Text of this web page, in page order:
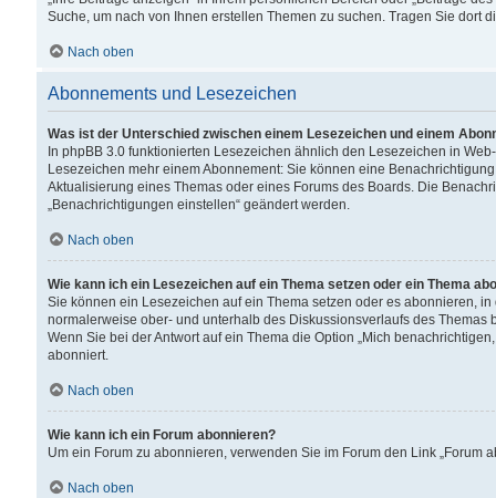
Suche, um nach von Ihnen erstellen Themen zu suchen. Tragen Sie dort
Nach oben
Abonnements und Lesezeichen
Was ist der Unterschied zwischen einem Lesezeichen und einem
In phpBB 3.0 funktionierten Lesezeichen ähnlich den Lesezeichen in
Lesezeichen mehr einem Abonnement: Sie können eine
Aktualisierung eines Themas oder eines Forums des Boards. Die
„Benachrichtigungen einstellen“ geändert werden.
Nach oben
Wie kann ich ein Lesezeichen auf ein Thema setzen oder ein Thema
Sie können ein Lesezeichen auf ein Thema setzen oder es abonnieren,
normalerweise ober- und unterhalb des Diskussionsverlaufs des Themas
Wenn Sie bei der Antwort auf ein Thema die Option „Mich
abonniert.
Nach oben
Wie kann ich ein Forum abonnieren?
Um ein Forum zu abonnieren, verwenden Sie im Forum den Link „Forum
Nach oben